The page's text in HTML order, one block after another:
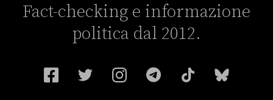
Fact-checking e informazione
politica dal 2012.